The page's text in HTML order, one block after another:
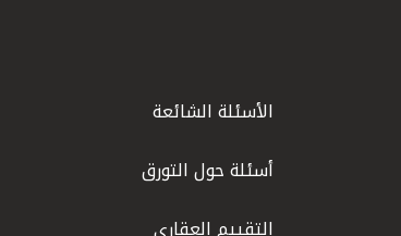
الأسئلة الشائعة
أسئلة حول التورق
التقييم العقاري